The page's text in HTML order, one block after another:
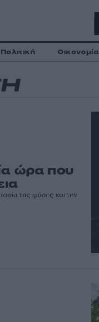
Πολιτική Οικονομία
ώρα που
της φύσης και την